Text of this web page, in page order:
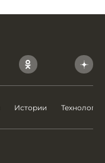
Истории Технологии